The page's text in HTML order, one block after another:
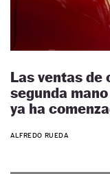
Las ventas
segunda
ya ha
ALFREDO RUEDA